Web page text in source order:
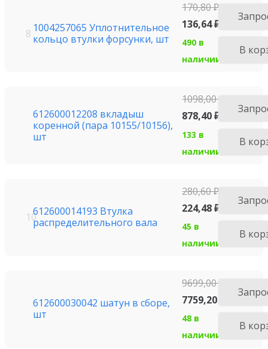
8 1004257065 Уплотнительное
кольцо втулки форсунки, шт
170,80₽
136,64₽
490 в
наличии
В
612600012208 вкладыш
коренной (пара 10155/10156),
шт
1098,00₽
878,40₽
133 в
наличии
В
10612600014193 Втулка
распределительного вала
280,60₽
224,48₽
45 в
наличии
В
612600030042 шатун в сборе,
шт
9699,00
7759,20
48 в
наличии
В